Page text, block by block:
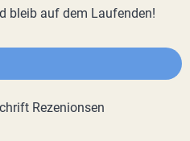
bleib auf dem Laufenden!